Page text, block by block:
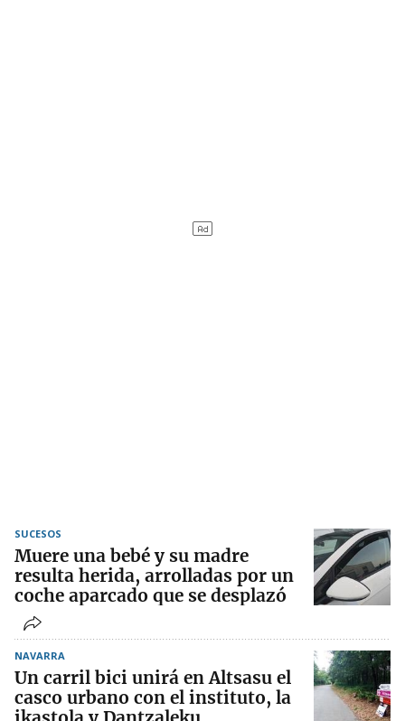
SUCESOS
Muere una bebé y su madre
resulta herida, arrolladas por un
coche aparcado que se desplazó
NAVARRA
Un carril bici unirá en Altsasu el
casco urbano con el instituto, la